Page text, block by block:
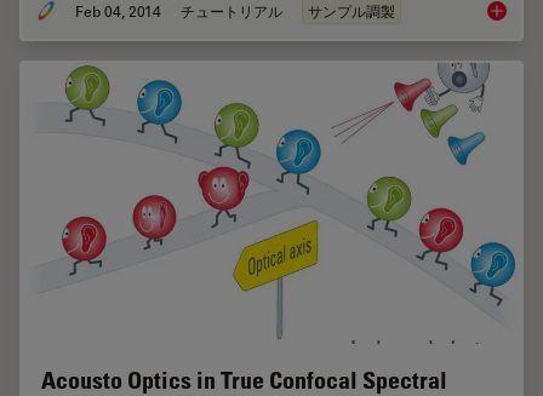
Feb 04, 2014 チュートリアル サンプル調製 Brief
Acousto Optics in True Confocal Spectral